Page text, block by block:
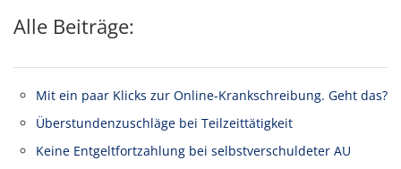
Alle Beiträge:
Mit ein paar Klicks zur Online-Krankschreibung. Geht das?
Überstundenzuschläge bei Teilzeittätigkeit
Keine Entgeltfortzahlung bei selbstverschuldeter AU